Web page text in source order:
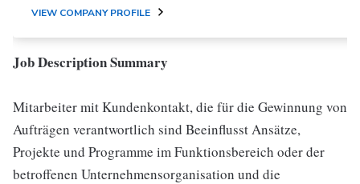
VIEW COMPANY PROFILE
Job Description Summary
Mitarbeiter mit Kundenkontakt, die für die Gewinnung von
Aufträgen verantwortlich sind Beeinflusst Ansätze,
Projekte und Programme im Funktionsbereich oder der
betroffenen Unternehmensorganisation und die